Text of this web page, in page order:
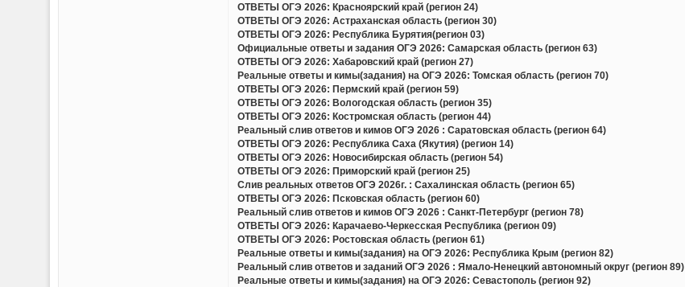
ОТВЕТЫ ОГЭ 2026: Красноярский край (регион 24)
ОТВЕТЫ ОГЭ 2026: Астраханская область (регион 30)
ОТВЕТЫ ОГЭ 2026: Республика Бурятия(регион 03)
Официальные ответы и задания ОГЭ 2026: Самарская область (регион 63)
ОТВЕТЫ ОГЭ 2026: Хабаровский край (регион 27)
Реальные ответы и кимы(задания) на ОГЭ 2026: Томская область (регион 70)
ОТВЕТЫ ОГЭ 2026: Пермский край (регион 59)
ОТВЕТЫ ОГЭ 2026: Вологодская область (регион 35)
ОТВЕТЫ ОГЭ 2026: Костромская область (регион 44)
Реальный слив ответов и кимов ОГЭ 2026 : Саратовская область (регион 64)
ОТВЕТЫ ОГЭ 2026: Республика Саха (Якутия) (регион 14)
ОТВЕТЫ ОГЭ 2026: Новосибирская область (регион 54)
ОТВЕТЫ ОГЭ 2026: Приморский край (регион 25)
Слив реальных ответов ОГЭ 2026г. : Сахалинская область (регион 65)
ОТВЕТЫ ОГЭ 2026: Псковская область (регион 60)
Реальный слив ответов и кимов ОГЭ 2026 : Санкт-Петербург (регион 78)
ОТВЕТЫ ОГЭ 2026: Карачаево-Черкесская Республика (регион 09)
ОТВЕТЫ ОГЭ 2026: Ростовская область (регион 61)
Реальные ответы и кимы(задания) на ОГЭ 2026: Республика Крым (регион 82)
Реальный слив ответов и заданий ОГЭ 2026 : Ямало-Ненецкий автономный округ (регион 89)
Реальные ответы и кимы(задания) на ОГЭ 2026: Севастополь (регион 92)